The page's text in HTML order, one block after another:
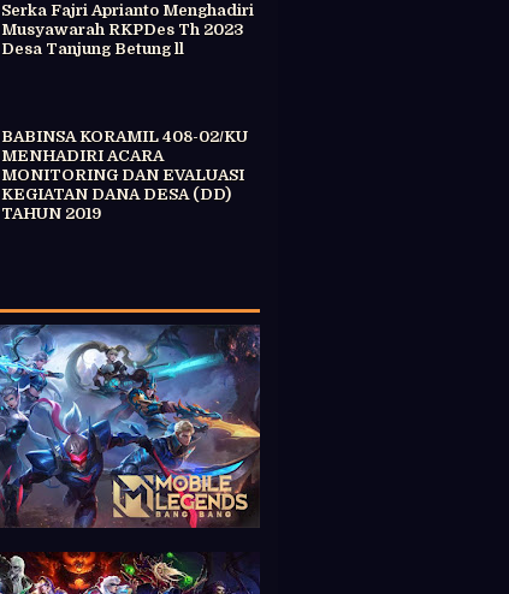
Serka Fajri Aprianto Menghadiri
Musyawarah RKPDes Th 2023
Desa Tanjung Betung ll
BABINSA KORAMIL 408-02/KU
MENHADIRI ACARA
MONITORING DAN EVALUASI
KEGIATAN DANA DESA (DD)
TAHUN 2019